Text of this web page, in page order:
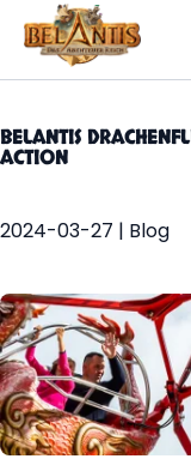
BELANTIS
ACTION
2024-03-27 | Blog